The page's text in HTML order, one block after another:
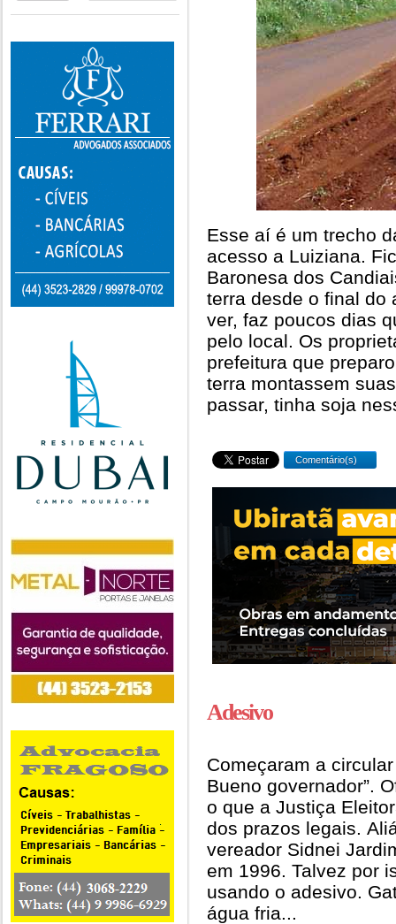
Esse aí é um trecho
acesso a Luiziana.
Baronesa dos
terra desde o final do
ver, faz poucos dias
pelo local. Os
prefeitura que
terra montassem
passar, tinha soja
Comentário(s)
Adesivo
Começaram a
Bueno governador”.
o que a Justiça
dos prazos legais.
vereador Sidnei
em 1996. Talvez por
usando o adesivo.
água fria...